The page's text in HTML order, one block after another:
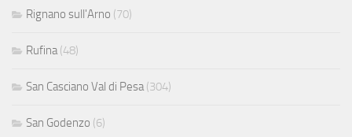
Rignano sull'Arno (70)
Rufina(48)
San Casciano Val di Pesa(304)
San Godenzo (6)